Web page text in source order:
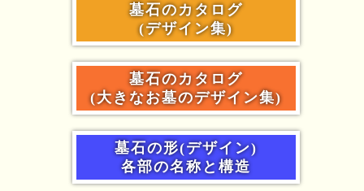
墓石のカタログ
(デザイン集)
墓石のカタログ
(大きなお墓のデザイン集)
墓石の形(デザイン)
各部の名称と構造